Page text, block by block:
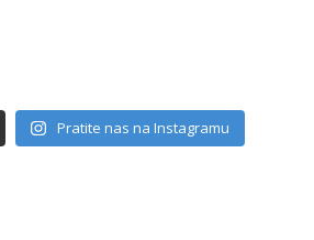
Pratite nas na Instagramu